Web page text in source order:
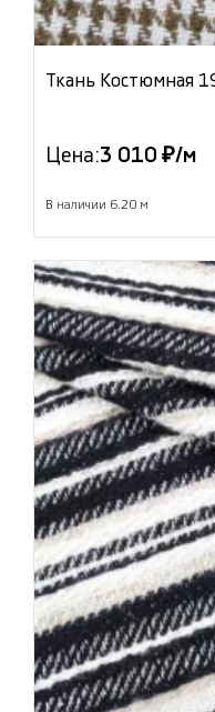
Ткань Костюмная
Цена:3 010 ₽/м
В наличии 6.20 м